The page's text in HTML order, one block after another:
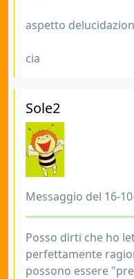
aspetto
cia
Sole2
Messaggio del 16-
Posso dirti che ho
perfettamente
possono essere